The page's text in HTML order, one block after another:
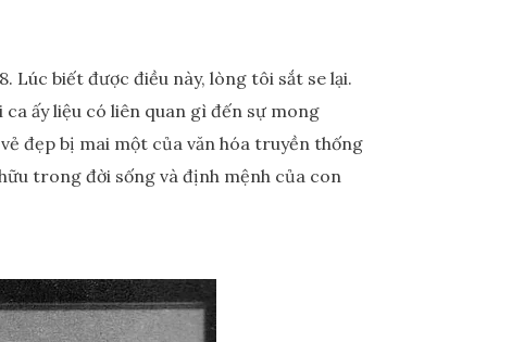
Lúc biết được điều này, lòng tôi sắt se lại.
ấy liệu có liên quan gì đến sự mong
đẹp bị mai một của văn hóa truyền thống
trong đời sống và định mệnh của con